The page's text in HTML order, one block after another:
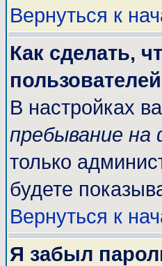
Вернуться к
Как сделать,
В настройках
пребывание на
только
будете
Вернуться к
Я забыл